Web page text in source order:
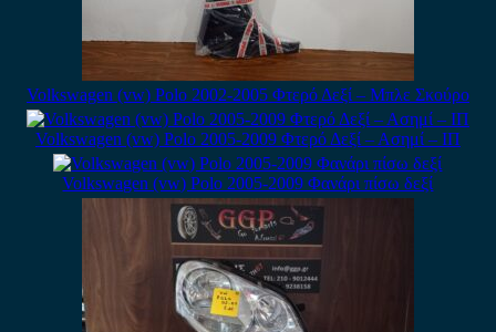
Volkswagen (vw) Polo 2002-2005 Φτερό Δεξί – Μπλε Σκούρο
Volkswagen (vw) Polo 2005-2009 Φτερό Δεξί – Ασημί – ΙΠ
Volkswagen (vw) Polo 2005-2009 Φανάρι πίσω δεξί